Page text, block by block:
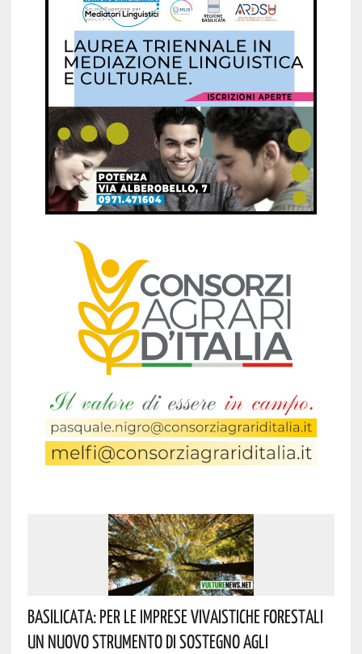
Basilicata: Per Le Imprese Vivaistiche Forestali
Un Nuovo Strumento Di Sostegno Agli